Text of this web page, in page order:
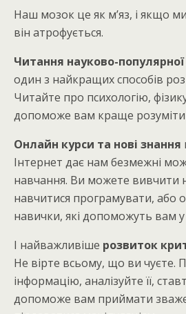
Наш мозок це як м’яз, і якщо
він атрофується.
Читання науково-
один з найкращих способів
Читайте про психологію,
допоможе вам краще розуміти
Онлайн курси та нові знання
Інтернет дає нам безмежні
навчання. Ви можете вивчити
навчитися програмувати, або
навички, які допоможуть вам у
І найважливіше розвиток
Не вірте всьому, що ви чуєте.
інформацію, аналізуйте її,
допоможе вам приймати